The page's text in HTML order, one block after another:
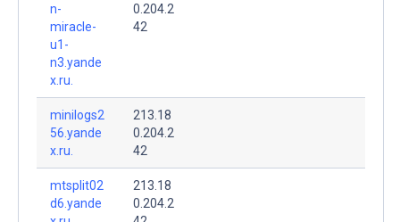
n-
miracle-
u1-
n3.yande
x.ru.
0.204.2
42
minilogs2
56.yande
x.ru.
213.18
0.204.2
42
mtsplit02
d6.yande
213.18
0.204.2